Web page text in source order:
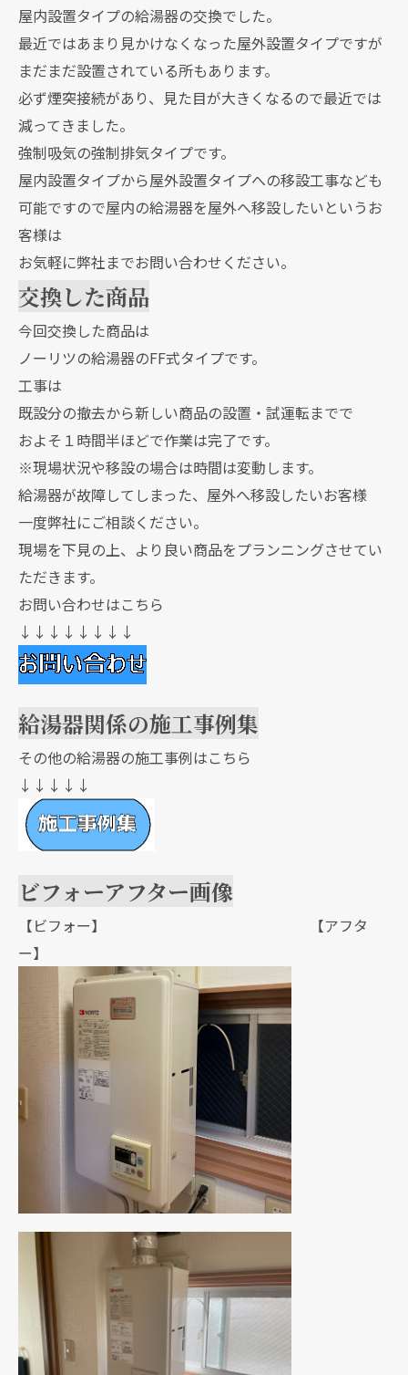
屋内設置タイプの給湯器の交換でした。
最近ではあまり見かけなくなった屋外設置タイプですが
まだまだ設置されている所もあります。
必ず煙突接続があり、見た目が大きくなるので最近では
減ってきました。
強制吸気の強制排気タイプです。
屋内設置タイプから屋外設置タイプへの移設工事なども
可能ですので屋内の給湯器を屋外へ移設したいというお
客様は
お気軽に弊社までお問い合わせください。
交換した商品
今回交換した商品は
ノーリツの給湯器のFF式タイプです。
工事は
既設分の撤去から新しい商品の設置・試運転までで
およそ１時間半ほどで作業は完了です。
※現場状況や移設の場合は時間は変動します。
給湯器が故障してしまった、屋外へ移設したいお客様
一度弊社にご相談ください。
現場を下見の上、より良い商品をプランニングさせてい
ただきます。
お問い合わせはこちら
↓↓↓↓↓↓↓↓
給湯器関係の施工事例集
その他の給湯器の施工事例はこちら
↓↓↓↓↓
ビフォーアフター画像
【ビフォー】 【アフタ
ー】